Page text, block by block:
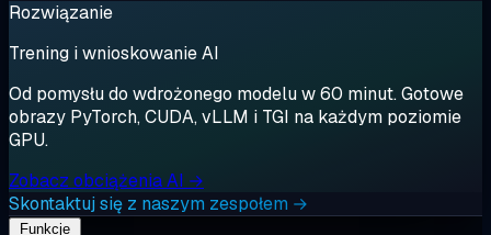
Rozwiązanie
Trening i wnioskowanie AI
Od pomysłu do wdrożonego modelu w 60 minut. Gotowe
obrazy PyTorch, CUDA, vLLM i TGI na każdym poziomie
GPU.
Zobacz obciążenia AI →
Skontaktuj się z naszym zespołem →